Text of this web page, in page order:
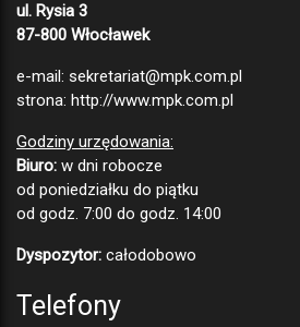
ul. Rysia 3
87-800 Włocławek
e-mail: sekretariat@mpk.com.pl
strona: http://www.mpk.com.pl
Godziny urzędowania:
Biuro: w dni robocze
od poniedziałku do piątku
od godz. 7:00 do godz. 14:00
Dyspozytor: całodobowo
Telefony